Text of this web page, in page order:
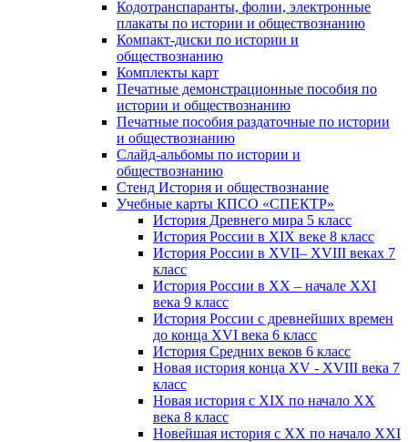
Кодотранспаранты, фолии, электронные
плакаты по истории и обществознанию
Компакт-диски по истории и
обществознанию
Комплекты карт
Печатные демонстрационные пособия по
истории и обществознанию
Печатные пособия раздаточные по истории
и обществознанию
Слайд-альбомы по истории и
обществознанию
Стенд История и обществознание
Учебные карты КПСО «СПЕКТР»
История Древнего мира 5 класс
История России в XIX веке 8 класс
История России в XVII– XVIII веках 7
класс
История России в XX – начале XXI
века 9 класс
История России с древнейших времен
до конца XVI века 6 класс
История Средних веков 6 класс
Новая история конца XV - XVIII века 7
класс
Новая история с XIX по начало XX
века 8 класс
Новейшая история с XX по начало XXI